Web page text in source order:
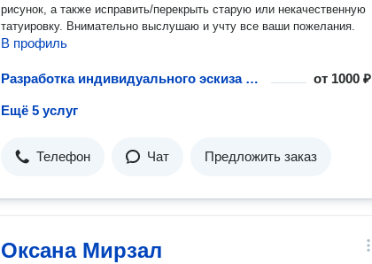
рисунок, а также исправить/перекрыть старую или некачественную
татуировку. Внимательно выслушаю и учту все ваши пожелания.
В профиль
Разработка индивидуального эскиза татуировки от 1000 ₽
Ещё 5 услуг
Телефон Чат Предложить заказ
Оксана Мирзал